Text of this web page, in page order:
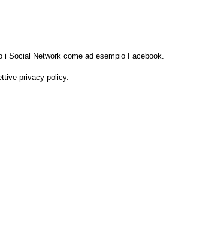
Social Network come ad esempio Facebook.
privacy policy.